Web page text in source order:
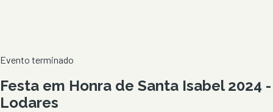
Evento terminado
Festa em Honra de Santa Isabel 2024 -
Lodares